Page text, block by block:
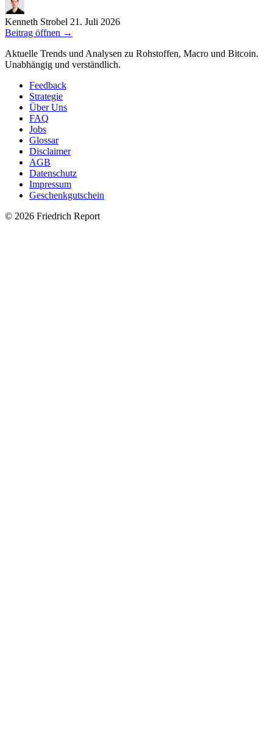
Kenneth Strobel 21. Juli 2026
Beitrag öffnen →
Aktuelle Trends und Analysen zu Rohstoffen, Macro und Bitcoin.
Unabhängig und verständlich.
Feedback
Strategie
Über Uns
FAQ
Jobs
Glossar
Disclaimer
AGB
Datenschutz
Impressum
Geschenkgutschein
© 2026 Friedrich Report